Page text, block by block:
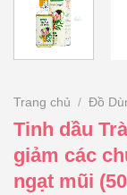
Trang chủ / Đồ
Tinh dầu
giảm các
ngạt mũi